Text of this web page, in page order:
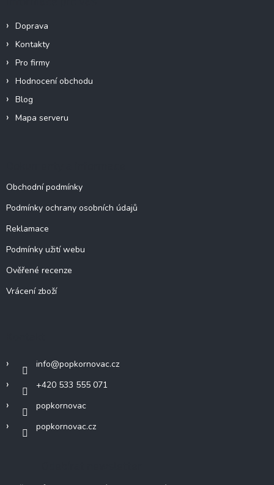
Doprava
Kontakty
Pro firmy
Hodnocení obchodu
Blog
Mapa serveru
Obchodní podmínky
Podmínky ochrany osobních údajů
Reklamace
Podmínky užití webu
Ověřené recenze
Vrácení zboží
info@popkornovac.cz
+420 533 555 071
popkornovac
popkornovac.cz